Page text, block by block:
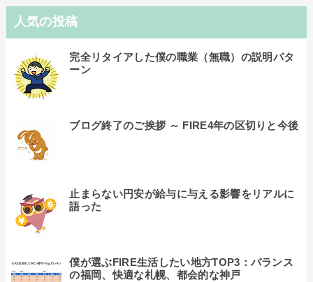
人気の投稿
完全リタイアした僕の職業（無職）の説明パタ
ーン
ブログ終了のご挨拶 ～ FIRE4年の区切りと今後
止まらない円安が給与に与える影響をリアルに
語った
僕が選ぶFIRE生活したい地方TOP3：バランス
の福岡、快適な札幌、都会的な神戸